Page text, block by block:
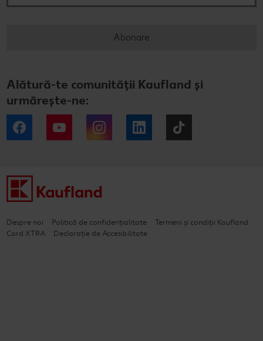
Abonare
Alătură-te comunității Kaufland și
urmărește-ne:
Facebook YouTube Instagram LinkedIn
Despre noi Politică de confidențialitate
Termeni și condiții Kaufland
Card XTRA
Declarație de Accesibilitate